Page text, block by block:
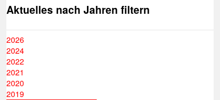
Aktuelles nach Jahren filtern
2026
2024
2022
2021
2020
2019